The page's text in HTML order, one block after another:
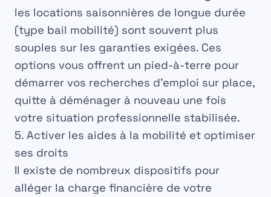
les locations saisonnières de longue durée
(type bail mobilité) sont souvent plus
souples sur les garanties exigées. Ces
options vous offrent un pied-à-terre pour
démarrer vos recherches d’emploi sur place,
quitte à déménager à nouveau une fois
votre situation professionnelle stabilisée.
5. Activer les aides à la mobilité et optimiser
ses droits
Il existe de nombreux dispositifs pour
alléger la charge financière de votre